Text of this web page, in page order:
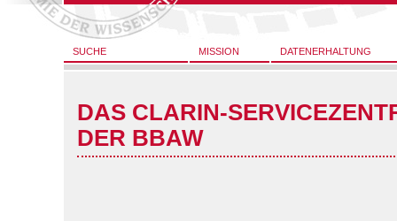
SUCHE MISSION DATENERHALTUNG
DAS CLARIN-
DER BBAW